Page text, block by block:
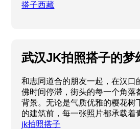
搭子西藏
武汉JK拍照搭子的梦
和志同道合的朋友一起，在汉口
佛时间停滞，街头的每一个角落
背景。无论是气质优雅的樱花树
的建筑前，每一张照片都承载着
jk拍照搭子